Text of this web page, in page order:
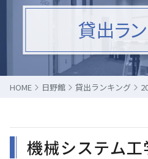
貸出ラ
HOME 日野館 貸出ランキング
機械システム工